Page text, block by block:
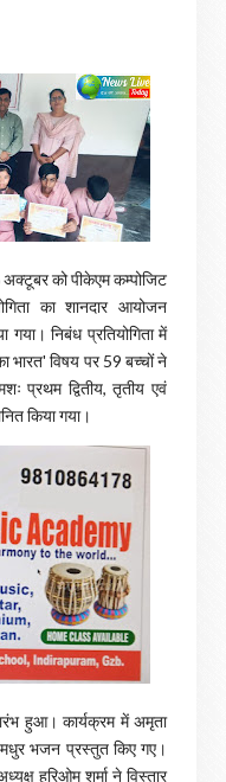
अक्टूबर को पीकेएम कम्पोजिट
का शानदार आयोजन
गया। निबंध प्रतियोगिता में
भारत' विषय पर 59 बच्चों ने
प्रथम द्वितीय, तृतीय एवं
किया गया।
हुआ। कार्यक्रम में अमृता
मधुर भजन प्रस्तुत किए गए।
हरिओम शर्मा ने विस्तार